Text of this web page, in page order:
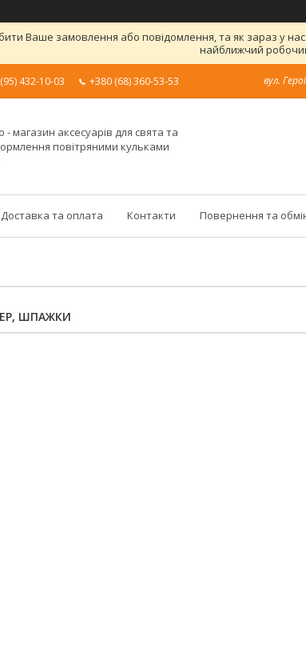
Ваше замовлення або повідомлення, та як зараз у
найближчий
432-10-03 +380 (68) 360-53-53 вул.
- магазин аксесуарів для свята та
повітряними кульками
Доставка та оплата Контакти Повернення та
ШПАЖКИ